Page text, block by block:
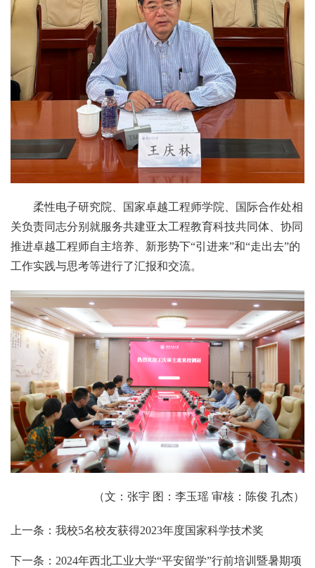
柔性电子研究院、国家卓越工程师学院、国际合作处相
关负责同志分别就服务共建亚太工程教育科技共同体、协同
推进卓越工程师自主培养、新形势下“引进来”和“走出去”的
工作实践与思考等进行了汇报和交流。
（文：张宇 图：李玉瑶 审核：陈俊 孔杰）
上一条：我校5名校友获得2023年度国家科学技术奖
下一条：2024年西北工业大学“平安留学”行前培训暨暑期项